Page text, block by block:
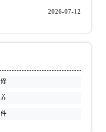
江西省鹰潭市月湖区胜利东路万国售后服务中心（需提前预约）
2026-07-12